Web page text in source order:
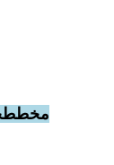
مخطط